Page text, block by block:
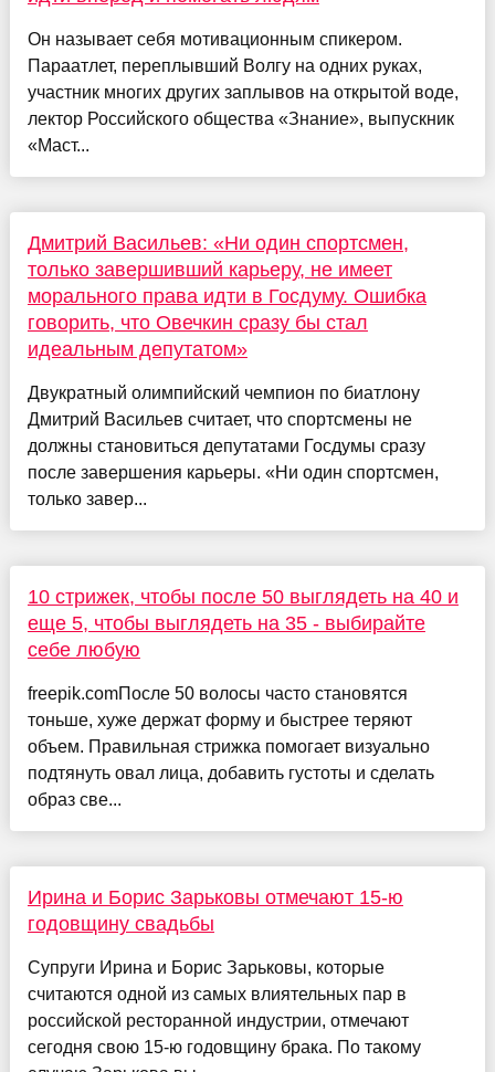
Он называет себя мотивационным спикером.
Параатлет, переплывший Волгу на одних руках,
участник многих других заплывов на открытой воде,
лектор Российского общества «Знание», выпускник
«Маст...
Дмитрий Васильев: «Ни один спортсмен,
только завершивший карьеру, не имеет
морального права идти в Госдуму. Ошибка
говорить, что Овечкин сразу бы стал
идеальным депутатом»
Двукратный олимпийский чемпион по биатлону
Дмитрий Васильев считает, что спортсмены не
должны становиться депутатами Госдумы сразу
после завершения карьеры. «Ни один спортсмен,
только завер...
10 стрижек, чтобы после 50 выглядеть на 40 и
еще 5, чтобы выглядеть на 35 - выбирайте
себе любую
freepik.comПосле 50 волосы часто становятся
тоньше, хуже держат форму и быстрее теряют
объем. Правильная стрижка помогает визуально
подтянуть овал лица, добавить густоты и сделать
образ све...
Ирина и Борис Зарьковы отмечают 15-ю
годовщину свадьбы
Супруги Ирина и Борис Зарьковы, которые
считаются одной из самых влиятельных пар в
российской ресторанной индустрии, отмечают
сегодня свою 15-ю годовщину брака. По такому